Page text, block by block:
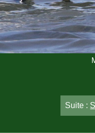
Suite :